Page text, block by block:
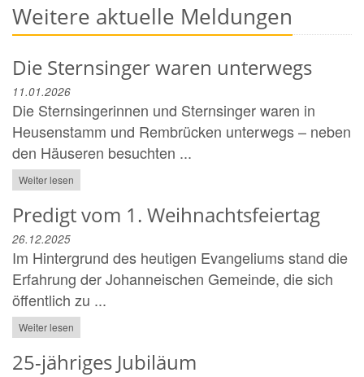
Weitere aktuelle Meldungen
Die Sternsinger waren unterwegs
11.01.2026
Die Sternsingerinnen und Sternsinger waren in
Heusenstamm und Rembrücken unterwegs – neben
den Häuseren besuchten ...
Weiter lesen
Predigt vom 1. Weihnachtsfeiertag
26.12.2025
Im Hintergrund des heutigen Evangeliums stand die
Erfahrung der Johanneischen Gemeinde, die sich
öffentlich zu ...
Weiter lesen
25-jähriges Jubiläum